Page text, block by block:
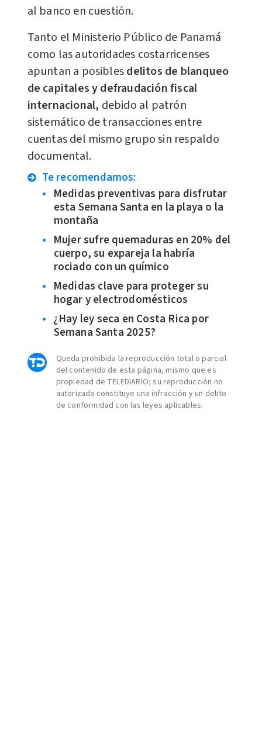
al banco en cuestión.
Tanto el Ministerio Público de Panamá
como las autoridades costarricenses
apuntan a posiblesdelitos de blanqueo
de capitales y defraudación fiscal
internacional, debido al patrón
sistemático de transacciones entre
cuentas del mismo grupo sin respaldo
documental.
Te recomendamos:
Medidas preventivas para disfrutar
esta Semana Santa en la playa o la
montaña
Mujer sufre quemaduras en 20% del
cuerpo, su expareja la habría
rociado con un químico
Medidas clave para proteger su
hogar y electrodomésticos
¿Hay ley seca en Costa Rica por
Semana Santa 2025?
Queda prohibida la reproducción total o parcial
del contenido de esta página, mismo que es
propiedad de TELEDIARIO; su reproducción no
autorizada constituye una infracción y un delito
de conformidad con las leyes aplicables.